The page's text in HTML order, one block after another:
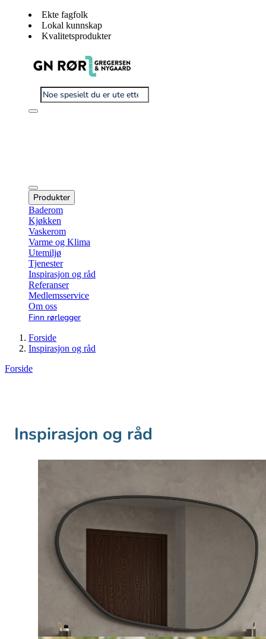
Ekte fagfolk
Lokal kunnskap
Kvalitetsprodukter
Produkter
Baderom
Kjøkken
Vaskerom
Varme og Klima
Utemiljø
Tjenester
Inspirasjon og råd
Referanser
Medlemsservice
Om oss
Finn rørlegger
Forside
Inspirasjon og råd
Forside
Inspirasjon og råd